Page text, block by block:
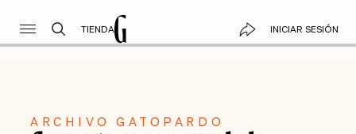
TIENDA INICIAR SESIÓN
ARCHIVO GATOPARDO